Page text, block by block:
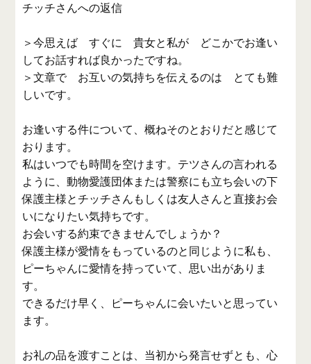
チッチさんへの返信
＞今思えば すぐに 貴女と私が どこかでお逢い
してお話すれば良かったですね。
＞文章で お互いの気持ちを伝えるのは とても難
しいです。
お逢いする件について、概ねそのとおりだと感じて
おります。
私はいつでも時間を空けます。テツさんの言われる
ように、動物愛護団体または警察にも立ち会いの下
保護主様とチッチさんもしくは友人さんと直接お会
いになりたい気持ちです。
お会いする約束できませんでしょうか？
保護主様が愛情をもっているのと同じように私も、
ピーちゃんに愛情を持っていて、思い出がありま
す。
できるだけ早く、ピーちゃんに会いたいと思ってい
ます。
お礼の品を渡すことは、当初から発言せずとも、心